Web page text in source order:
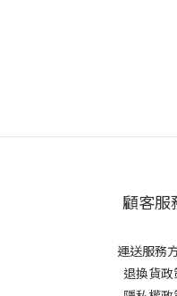
顧客服
運送服務
退換貨政